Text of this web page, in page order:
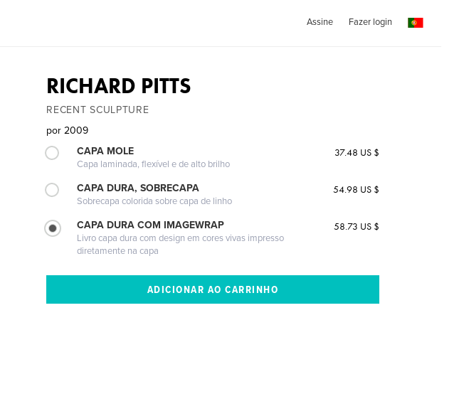
Assine Fazer login
RICHARD PITTS
RECENT SCULPTURE
por 2009
CAPA MOLE
Capa laminada, flexível e de alto brilho
37.48 US $
CAPA DURA, SOBRECAPA
Sobrecapa colorida sobre capa de linho
54.98 US $
CAPA DURA COM IMAGEWRAP
Livro capa dura com design em cores vivas impresso
diretamente na capa
58.73 US $